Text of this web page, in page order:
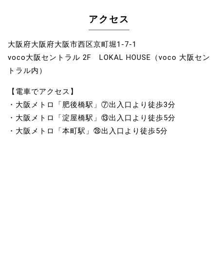
アクセス
大阪府大阪府大阪市西区京町堀1-7-1
voco大阪セントラル 2F LOKAL HOUSE（voco 大阪セン
トラル内）
【電車でアクセス】
・大阪メトロ「肥後橋駅」⑦出入口より徒歩3分
・大阪メトロ「淀屋橋駅」⑬出入口より徒歩5分
・大阪メトロ「本町駅」㉘出入口より徒歩5分